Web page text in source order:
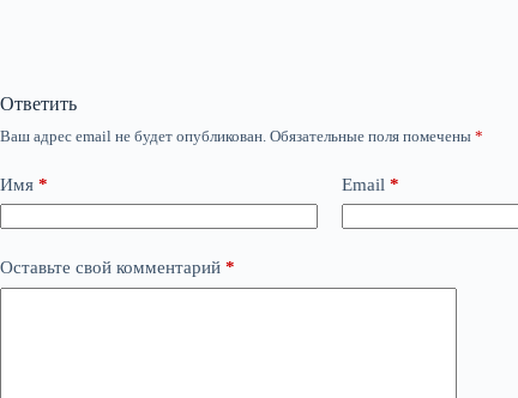
Ответить
Ваш адрес email не будет опубликован. Обязательные поля помечены *
Имя * Email *
Оставьте свой комментарий *